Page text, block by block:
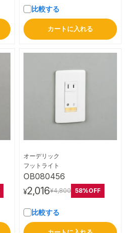
比較する
カートに入れる
オーデリック
フットライト
OB080456
¥2,016¥4,800 58%OFF
比較する